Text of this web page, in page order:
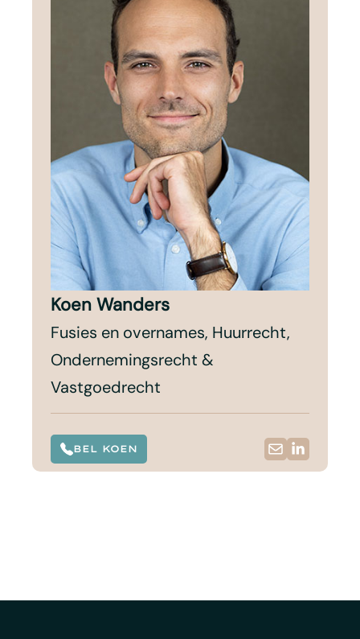
Koen Wanders
Fusies en overnames, Huurrecht,
Ondernemingsrecht &
Vastgoedrecht
BEL KOEN